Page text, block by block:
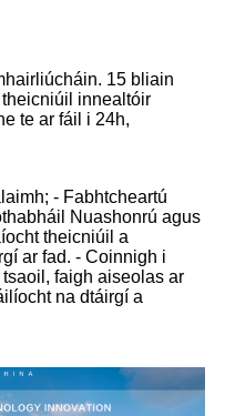
15 bliain
innealtóir
te ar fáil i 24h,
- Fabhtcheartú
Nuashonrú agus
theicniúil a
ar fad. - Coinnigh i
faigh aiseolas ar
na dtáirgí a